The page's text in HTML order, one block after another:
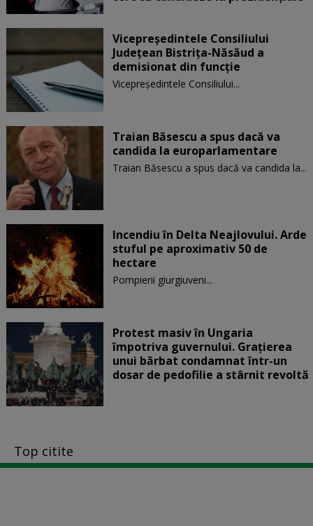
Vicepreşedintele Consiliului
Judeţean Bistriţa-Năsăud a
demisionat din funcție
Vicepreşedintele Consiliului...
Traian Băsescu a spus dacă va
candida la europarlamentare
Traian Băsescu a spus dacă va candida la...
Incendiu în Delta Neajlovului. Arde
stuful pe aproximativ 50 de
hectare
Pompierii giurgiuveni...
Protest masiv în Ungaria
împotriva guvernului. Graţierea
unui bărbat condamnat într-un
dosar de pedofilie a stârnit revoltă
Top citite